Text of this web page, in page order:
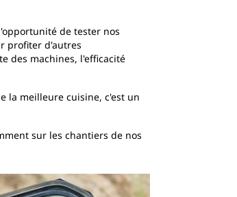
de tester nos
profiter d'autres
des machines, l'efficacité
la meilleure cuisine, c'est un
sur les chantiers de nos